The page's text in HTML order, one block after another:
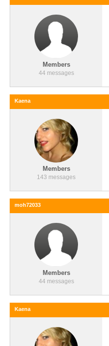
Members
44 messages
Kaena
Members
143 messages
moh72033
Members
44 messages
Kaena